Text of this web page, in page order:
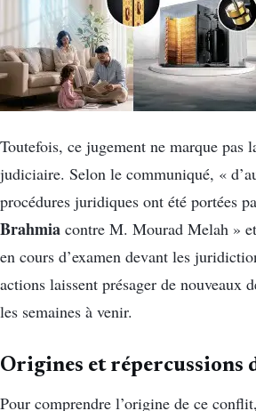
Toutefois, ce jugement ne marque pas
judiciaire. Selon le communiqué, «
procédures juridiques ont été portées
Brahmia contre M. Mourad Melah »
en cours d’examen devant les
actions laissent présager de nouveaux
les semaines à venir.
Origines et répercussions
Pour comprendre l’origine de ce